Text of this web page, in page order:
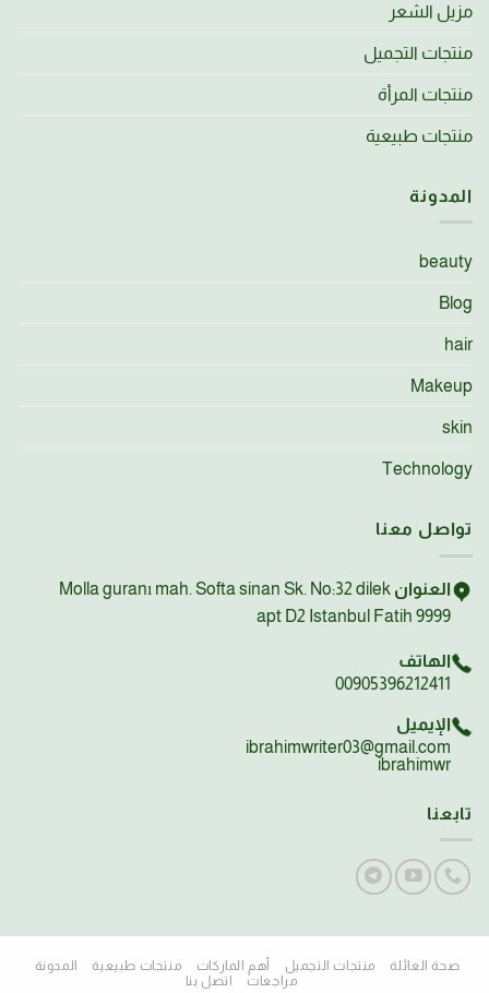
مزيل الشعر
منتجات التجميل
منتجات المرأة
منتجات طبيعية
المدونة
beauty
Blog
hair
Makeup
skin
Technology
تواصل معنا
العنوان Molla guranı mah. Softa sinan Sk. No:32 dilek
apt D2 Istanbul Fatih 9999
الهاتف
00905396212411
الإيميل
ibrahimwriter03@gmail.com
ibrahimwr
تابعنا
صحة العائلة منتجات التجميل أهم الماركات منتجات طبيعية
المدونة
مراجعات
اتصل بنا